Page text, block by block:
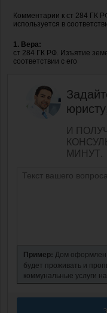
Комментарии к ст 284 ГК
используется в
1. Вера:
ст 284 ГК РФ. Изъятие
соответствии с его
И
МИНУТ.
Пример: Дом оформлен
будет проживать и
коммунальные услуги